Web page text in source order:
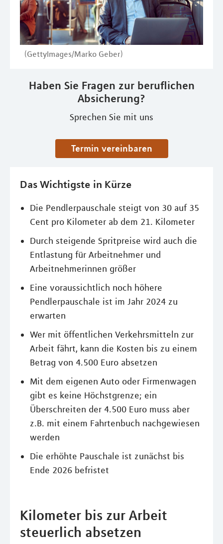
(GettyImages/Marko Geber)
Haben Sie Fragen zur beruflichen
Absicherung?
Sprechen Sie mit uns
Termin vereinbaren
Das Wichtigste in Kürze
Die Pendlerpauschale steigt von 30 auf 35
Cent pro Kilometer ab dem 21. Kilometer
Durch steigende Spritpreise wird auch die
Entlastung für Arbeitnehmer und
Arbeitnehmerinnen größer
Eine voraussichtlich noch höhere
Pendlerpauschale ist im Jahr 2024 zu
erwarten
Wer mit öffentlichen Verkehrsmitteln zur
Arbeit fährt, kann die Kosten bis zu einem
Betrag von 4.500 Euro absetzen
Mit dem eigenen Auto oder Firmenwagen
gibt es keine Höchstgrenze; ein
Überschreiten der 4.500 Euro muss aber
z.B. mit einem Fahrtenbuch nachgewiesen
werden
Die erhöhte Pauschale ist zunächst bis
Ende 2026 befristet
Kilometer bis zur Arbeit
steuerlich absetzen